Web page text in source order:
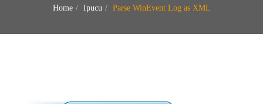
Home Ipucu Parse WinEvent Log as XML